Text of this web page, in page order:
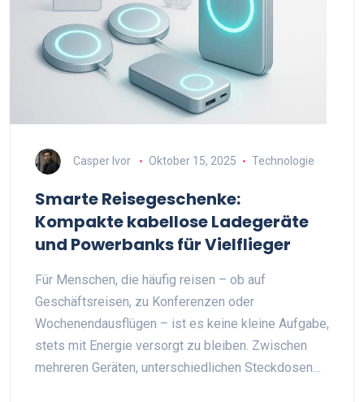
Casper Ivor Oktober 15, 2025 Technologie
Smarte Reisegeschenke:
Kompakte kabellose Ladegeräte
und Powerbanks für Vielflieger
Für Menschen, die häufig reisen – ob auf
Geschäftsreisen, zu Konferenzen oder
Wochenendausflügen – ist es keine kleine Aufgabe,
stets mit Energie versorgt zu bleiben. Zwischen
mehreren Geräten, unterschiedlichen Steckdosen…